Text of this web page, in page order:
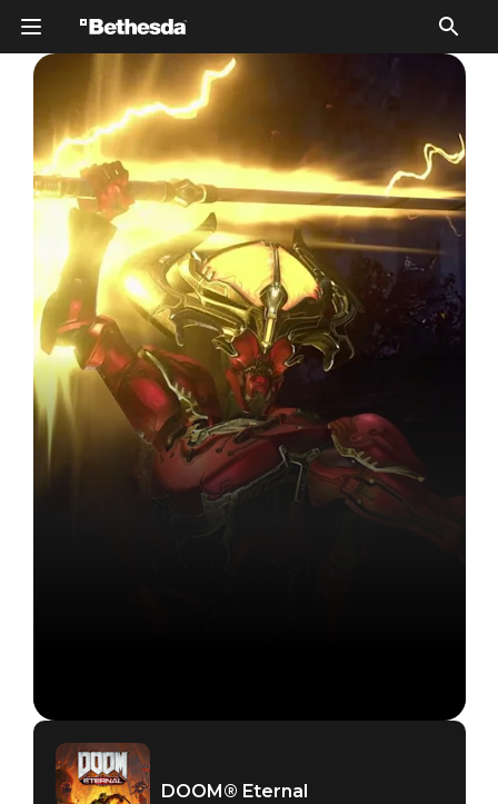
DOOM® Eternal